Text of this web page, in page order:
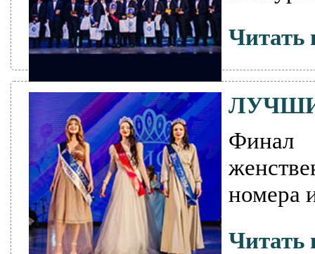
Читать
Финал
номера
Читать